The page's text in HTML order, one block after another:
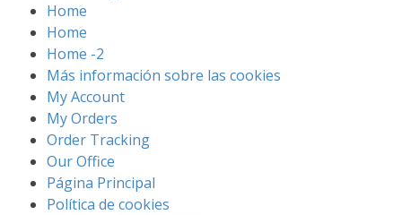
Home
Home
Home -2
Más información sobre las cookies
My Account
My Orders
Order Tracking
Our Office
Página Principal
Política de cookies